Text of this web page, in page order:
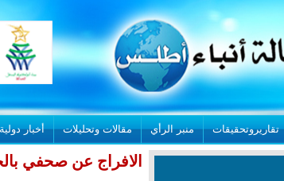
تقاريروتحقيقات منبر الرأي مقالات وتحليلات أخبار دولية
الافراج عن صحفي